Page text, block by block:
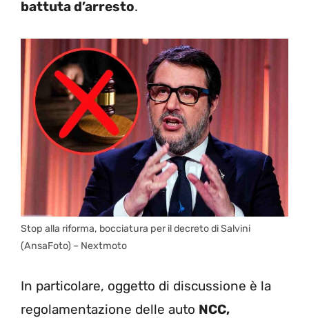
battuta d’arresto.
Stop alla riforma, bocciatura per il decreto di Salvini
(AnsaFoto) – Nextmoto
In particolare, oggetto di discussione è la
regolamentazione delle auto NCC,